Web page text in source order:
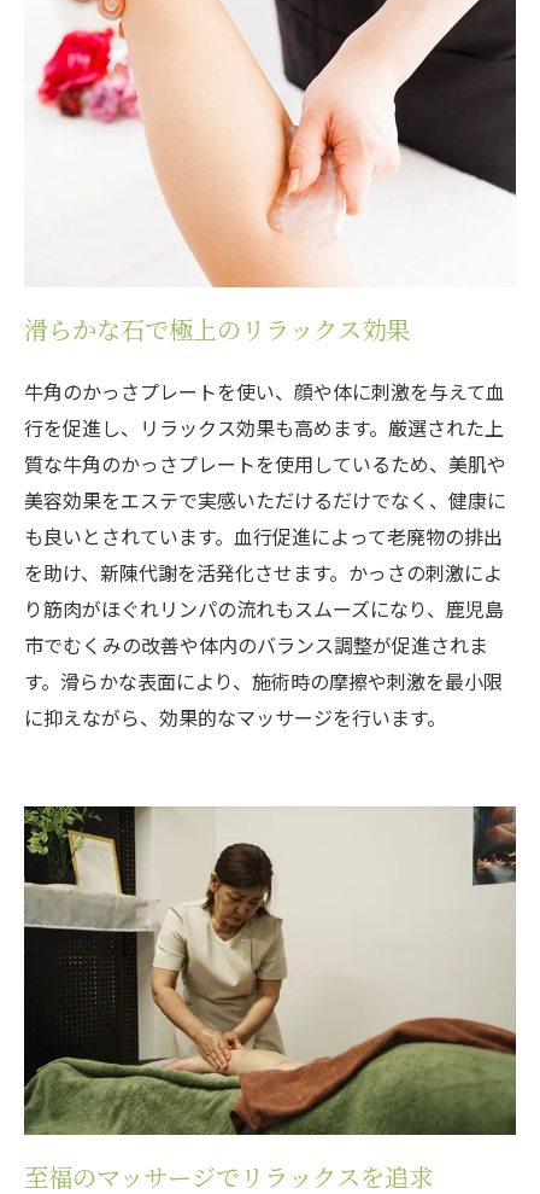
滑らかな石で極上のリラックス効果
牛角のかっさプレートを使い、顔や体に刺激を与えて血
行を促進し、リラックス効果も高めます。厳選された上
質な牛角のかっさプレートを使用しているため、美肌や
美容効果をエステで実感いただけるだけでなく、健康に
も良いとされています。血行促進によって老廃物の排出
を助け、新陳代謝を活発化させます。かっさの刺激によ
り筋肉がほぐれリンパの流れもスムーズになり、鹿児島
市でむくみの改善や体内のバランス調整が促進されま
す。滑らかな表面により、施術時の摩擦や刺激を最小限
に抑えながら、効果的なマッサージを行います。
至福のマッサージでリラックスを追求